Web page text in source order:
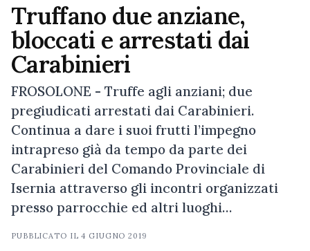
Truffano due anziane,
bloccati e arrestati dai
Carabinieri
FROSOLONE - Truffe agli anziani; due
pregiudicati arrestati dai Carabinieri.
Continua a dare i suoi frutti l’impegno
intrapreso già da tempo da parte dei
Carabinieri del Comando Provinciale di
Isernia attraverso gli incontri organizzati
presso parrocchie ed altri luoghi…
PUBBLICATO IL4 GIUGNO 2019